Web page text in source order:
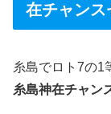
在チャンス
糸島でロト7の1
糸島神在チャン